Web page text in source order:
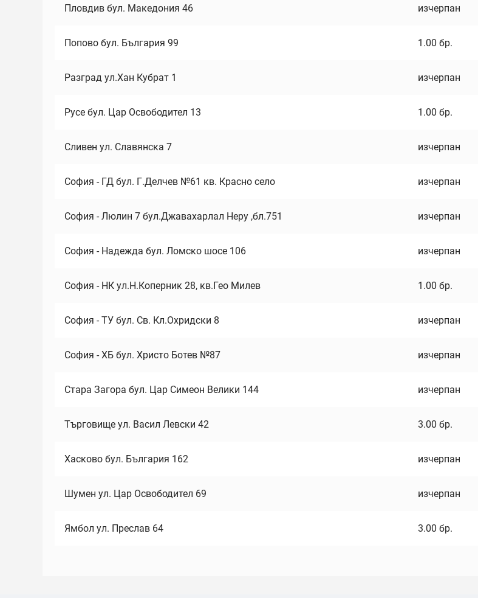
Пловдив бул. Македония 46 изчерпан
Попово бул. България 99 1.00 бр.
Разград ул.Хан Кубрат 1 изчерпан
Русе бул. Цар Освободител 13 1.00 бр.
Сливен ул. Славянска 7 изчерпан
София - ГД бул. Г.Делчев №61 кв. Красно село изчерпан
София - Люлин 7 бул.Джавахарлал Неру ,бл.751 изчерпан
София - Надежда бул. Ломско шосе 106 изчерпан
София - НК ул.Н.Коперник 28, кв.Гео Милев 1.00 бр.
София - ТУ бул. Св. Кл.Охридски 8 изчерпан
София - ХБ бул. Христо Ботев №87 изчерпан
Стара Загора бул. Цар Симеон Велики 144 изчерпан
Търговище ул. Васил Левски 42 3.00 бр.
Хасково бул. България 162 изчерпан
Шумен ул. Цар Освободител 69 изчерпан
Ямбол ул. Преслав 64 3.00 бр.